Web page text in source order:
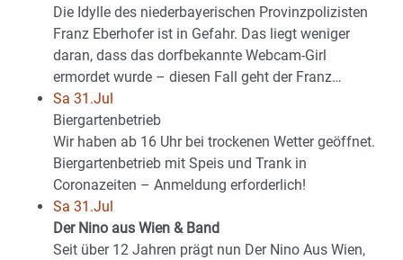
Die Idylle des niederbayerischen Provinzpolizisten
Franz Eberhofer ist in Gefahr. Das liegt weniger
daran, dass das dorfbekannte Webcam-Girl
ermordet wurde – diesen Fall geht der Franz…
Sa 31.Jul
Biergartenbetrieb
Wir haben ab 16 Uhr bei trockenen Wetter geöffnet.
Biergartenbetrieb mit Speis und Trank in
Coronazeiten – Anmeldung erforderlich!
Sa 31.Jul
Der Nino aus Wien & Band
Seit über 12 Jahren prägt nun Der Nino Aus Wien,